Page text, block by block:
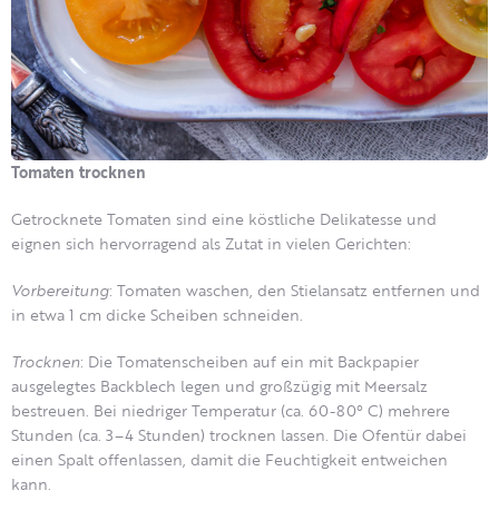
Tomaten trocknen
Getrocknete Tomaten sind eine köstliche Delikatesse und
eignen sich hervorragend als Zutat in vielen Gerichten:
Vorbereitung: Tomaten waschen, den Stielansatz entfernen und
in etwa 1 cm dicke Scheiben schneiden.
Trocknen: Die Tomatenscheiben auf ein mit Backpapier
ausgelegtes Backblech legen und großzügig mit Meersalz
bestreuen. Bei niedriger Temperatur (ca. 60-80° C) mehrere
Stunden (ca. 3–4 Stunden) trocknen lassen. Die Ofentür dabei
einen Spalt offenlassen, damit die Feuchtigkeit entweichen
kann.